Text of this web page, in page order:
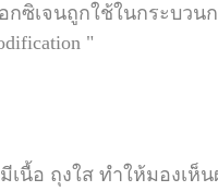
ซิเจนถูกใช้ในกระบวน
"
เนื้อ ถุงใส ทำให้มองเ